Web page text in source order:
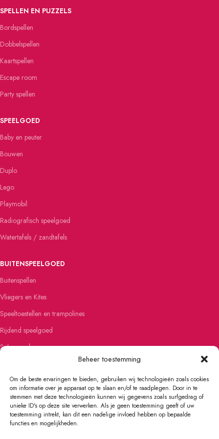
Beheer toestemming
Om de beste ervaringen te bieden, gebruiken wij technologieën zoals cookies
om informatie over je apparaat op te slaan en/of te raadplegen. Door in te
stemmen met deze technologieën kunnen wij gegevens zoals surfgedrag of
unieke ID's op deze site verwerken. Als je geen toestemming geeft of uw
toestemming intrekt, kan dit een nadelige invloed hebben op bepaalde
functies en mogelijkheden.
SPELLEN EN PUZZELS
Bordspellen
Dobbelspellen
Kaartspellen
Escape room
Party spellen
SPEELGOED
Baby en peuter
Bouwen
Duplo
Lego
Playmobil
Radiografisch speelgoed
Watertafels / zandtafels
BUITENSPEELGOED
Buitenspellen
Vliegers en Kites
Speeltoestellen en trampolines
Rijdend speelgoed
Schommels
FIETSEN EN SKATEN
Kinderfietsen
Loopfietsen